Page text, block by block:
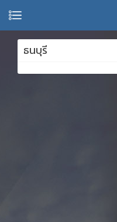
ธนบุรี